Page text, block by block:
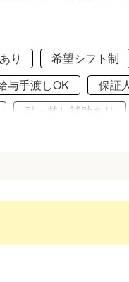
り 希望シフト制
与手渡しOK 保証
引っ越し補助あり